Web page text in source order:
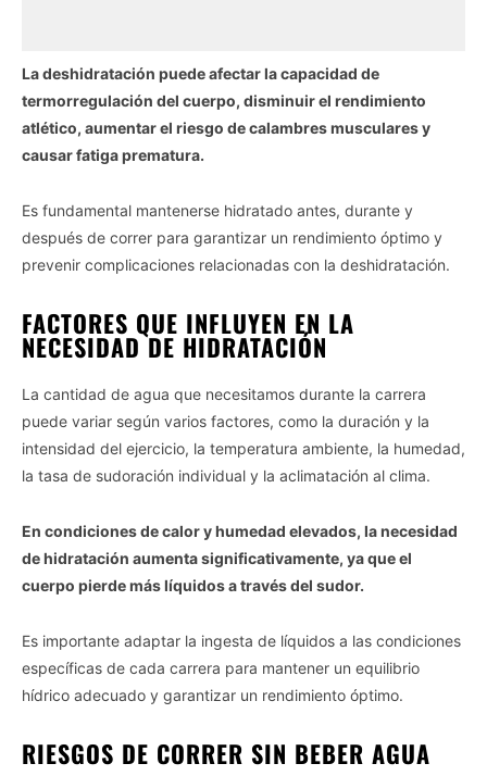
La deshidratación puede afectar la capacidad de
termorregulación del cuerpo, disminuir el rendimiento
atlético, aumentar el riesgo de calambres musculares y
causar fatiga prematura.
Es fundamental mantenerse hidratado antes, durante y
después de correr para garantizar un rendimiento óptimo y
prevenir complicaciones relacionadas con la deshidratación.
FACTORES QUE INFLUYEN EN LA
NECESIDAD DE HIDRATACIÓN
La cantidad de agua que necesitamos durante la carrera
puede variar según varios factores, como la duración y la
intensidad del ejercicio, la temperatura ambiente, la humedad,
la tasa de sudoración individual y la aclimatación al clima.
En condiciones de calor y humedad elevados, la necesidad
de hidratación aumenta significativamente, ya que el
cuerpo pierde más líquidos a través del sudor.
Es importante adaptar la ingesta de líquidos a las condiciones
específicas de cada carrera para mantener un equilibrio
hídrico adecuado y garantizar un rendimiento óptimo.
RIESGOS DE CORRER SIN BEBER AGUA